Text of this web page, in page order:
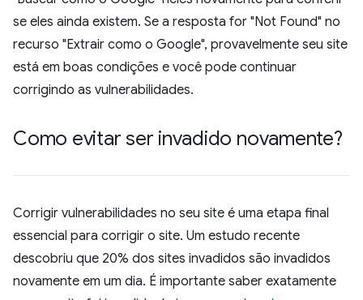
se eles ainda existem. Se a resposta for "Not Found" no
recurso "Extrair como o Google", provavelmente seu site
está em boas condições e você pode continuar
corrigindo as vulnerabilidades.
Como evitar ser invadido novamente?
Corrigir vulnerabilidades no seu site é uma etapa final
essencial para corrigir o site. Um estudo recente
descobriu que 20% dos sites invadidos são invadidos
novamente em um dia. É importante saber exatamente